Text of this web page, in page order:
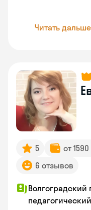
Читать дальше
5 от
6 отзывов
Волгоградский